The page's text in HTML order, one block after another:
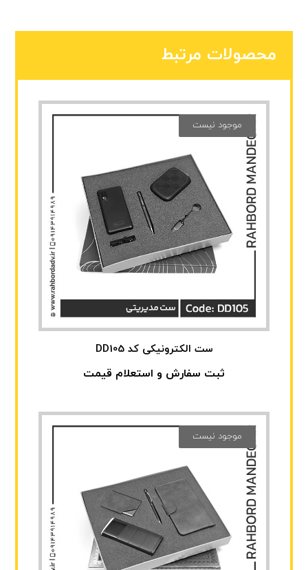
محصولات مرتبط
ست الکترونیکی کد DD105
ثبت سفارش و استعلام قیمت
موجود نیست
موجود نیست